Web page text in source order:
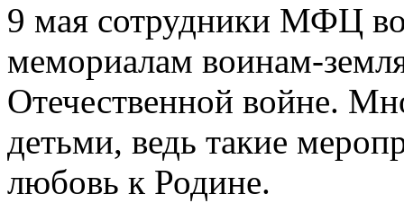
9 мая сотрудники МФЦ
мемориалам воинам-
Отечественной войне.
детьми, ведь такие
любовь к Родине.